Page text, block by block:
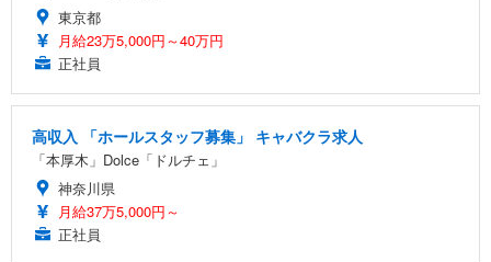
東京都
月給23万5,000円～40万円
正社員
高収入 「ホールスタッフ募集」 キャバクラ求人
「本厚木」Dolce「ドルチェ」
神奈川県
月給37万5,000円～
正社員